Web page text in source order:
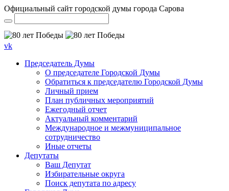
Официальный сайт городской думы города Сарова
vk
Председатель Думы
О председателе Городской Думы
Обратиться к председателю Городской Думы
Личный прием
План публичных мероприятий
Ежегодный отчет
Актуальный комментарий
Международное и межмуниципальное
сотрудничество
Иные отчеты
Депутаты
Ваш Депутат
Избирательные округа
Поиск депутата по адресу